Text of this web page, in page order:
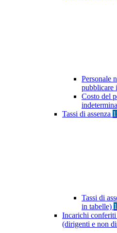
Personale
pubblicare
Costo del
Tassi di assenza
Tassi di
in tabelle)
Incarichi
(dirigenti e non